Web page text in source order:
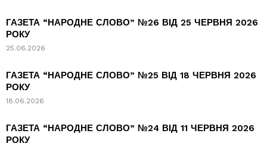
ГАЗЕТА “НАРОДНЕ СЛОВО” №26 ВІД 25 ЧЕРВНЯ 2026
РОКУ
25.06.2026
ГАЗЕТА “НАРОДНЕ СЛОВО” №25 ВІД 18 ЧЕРВНЯ 2026
РОКУ
18.06.2026
ГАЗЕТА “НАРОДНЕ СЛОВО” №24 ВІД 11 ЧЕРВНЯ 2026
РОКУ